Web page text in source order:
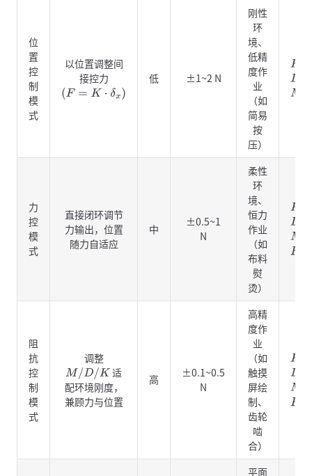
位
置
控
制
模
式
以位置调整间
接控力
(F= K⋅δ x)
低 ±1~2 N
刚性
环
境、
低精
度作
业
（如
简易
按
压）
K
D
M
力
控
模
式
直接闭环调节
力输出，位置
随力自适应
中
±0.5~1
N
柔性
环
境、
恒力
作业
（如
布料
熨
烫）
K
D
M
F
阻
抗
控
制
模
式
调整
M/D/K
适
配环境刚度，
兼顾力与位置
高
±0.1~0.5
N
高精
度作
业
（如
触摸
屏绘
制、
齿轮
啮
合）
K
D
M
F
平面